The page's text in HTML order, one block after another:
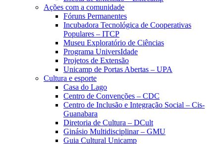
Ações com a comunidade
Fóruns Permanentes
Incubadora Tecnológica de Cooperativas
Populares – ITCP
Museu Exploratório de Ciências
Programa UniversIdade
Projetos de Extensão
Unicamp de Portas Abertas – UPA
Cultura e esporte
Casa do Lago
Centro de Convenções – CDC
Centro de Inclusão e Integração Social – Cis-
Guanabara
Diretoria de Cultura – DCult
Ginásio Multidisciplinar – GMU
Guia Cultural Unicamp